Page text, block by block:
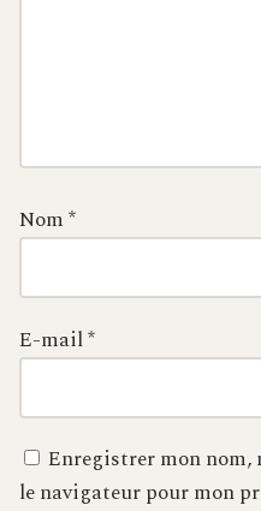
Nom*
E-mail*
Enregistrer mon nom,
le navigateur pour mon